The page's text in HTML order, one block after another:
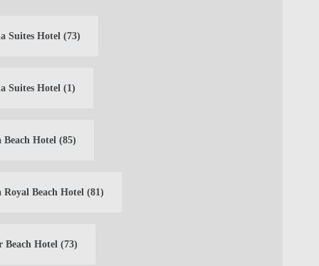
Suites Hotel (73)
Suites Hotel (1)
Beach Hotel (85)
Royal Beach Hotel (81)
Beach Hotel (73)